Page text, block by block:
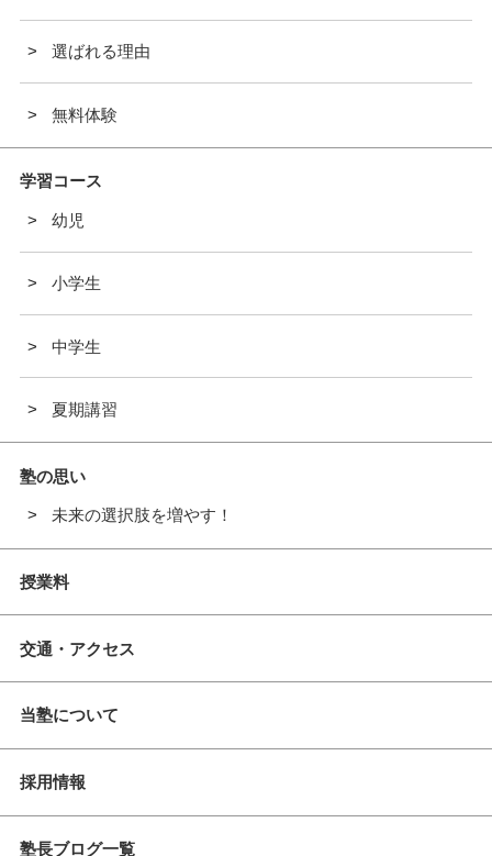
選ばれる理由
無料体験
学習コース
幼児
小学生
中学生
夏期講習
塾の思い
未来の選択肢を増やす！
授業料
交通・アクセス
当塾について
採用情報
塾長ブログ一覧